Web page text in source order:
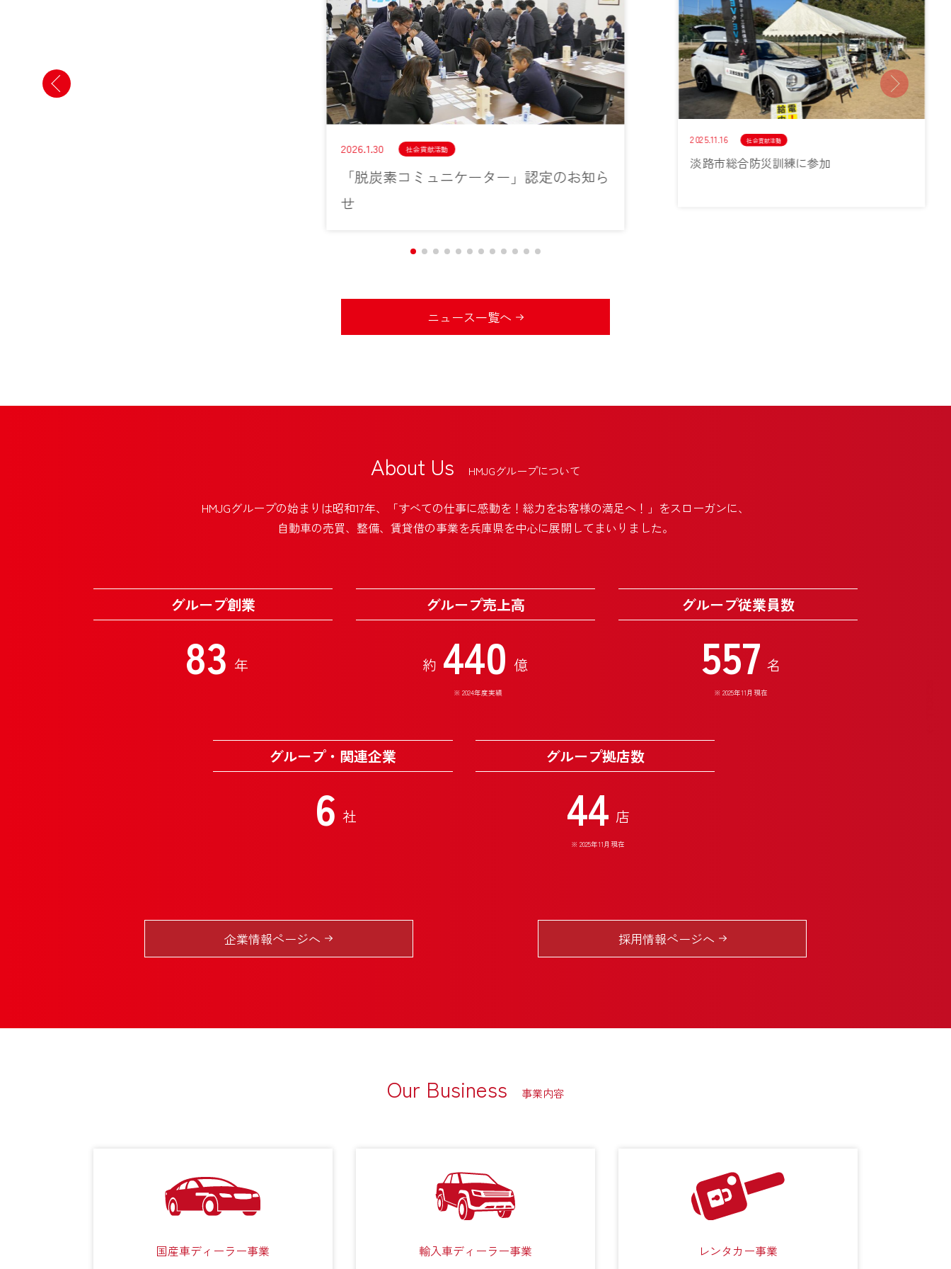
2026.1.30 社会貢献活動
「脱炭素コミュニケーター」認定のお知ら
せ
2025.11.16 社会貢献活動
淡路市総合防災訓練に参加
ニュース一覧へ
About Us HMJGグループについて
HMJGグループの始まりは昭和17年、 「すべての仕事に感動を！総力をお客様の満足へ！」 をスローガンに、
自動車の売買、整備、賃貸借の事業を兵庫県を中心に展開してまいりました。
グループ創業
83 年
グループ売上高
約 440 億
※ 2024年度実績
グループ従業員数
557 名
※ 2025年11月現在
グループ・関連企業
6 社
グループ拠店数
44 店
※ 2025年11月現在
企業情報ページへ 採用情報ページへ
Our Business 事業内容
国産車ディーラー事業 輸入車ディーラー事業 レンタカー事業